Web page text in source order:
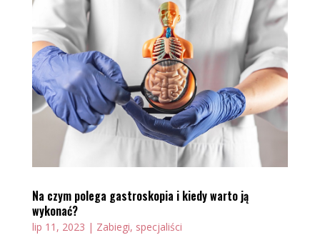
Na czym polega gastroskopia i kiedy warto ją
wykonać?
lip 11, 2023 | Zabiegi, specjaliści